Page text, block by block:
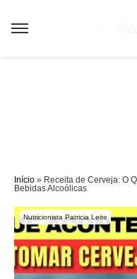
Início » Receita de Cerveja: O
Bebidas Alcoólicas
Nutricionista Patricia Leite